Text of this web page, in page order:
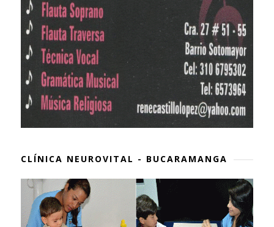
CLÍNICA NEUROVITAL - BUCARAMANGA